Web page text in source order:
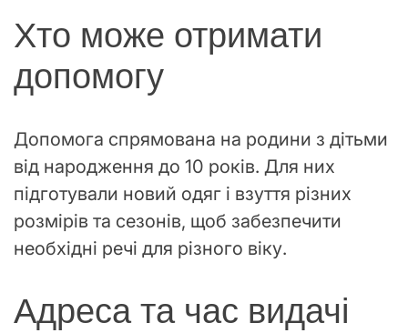
Хто може отримати
допомогу
Допомога спрямована на родини з дітьми
від народження до 10 років. Для них
підготували новий одяг і взуття різних
розмірів та сезонів, щоб забезпечити
необхідні речі для різного віку.
Адреса та час видачі